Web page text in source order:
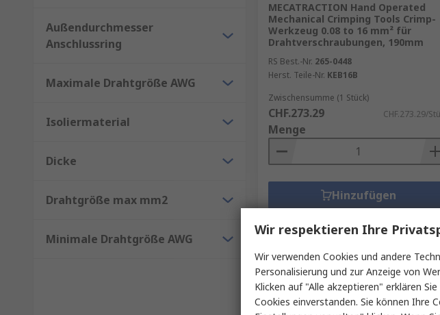
Außendurchmesser
Anschlussring
Maximale Drahtgröße AWG
Isoliermaterial
Dicke
Drahtgröße max mm2
Minimale Drahtgröße AWG
MECATRACTION Hand Operated
Mechanical Crimping Tools Crimp-
Werkzeug 0.08 to 16 mm² für
Drahtverschraubungen, 190mm
RS Best.-Nr. 265-0448
Herst. Teile-Nr. KEB16B
Zwischensumme (1 Stück)
CHF.273.29 CHF.273.29/
Menge
Hinzufügen
Wir respektieren Ihre
Wir verwenden Cookies und andere
Personalisierung und zur Anzeige von
Klicken auf "Alle akzeptieren" erklären
Cookies einverstanden. Sie können Ihre